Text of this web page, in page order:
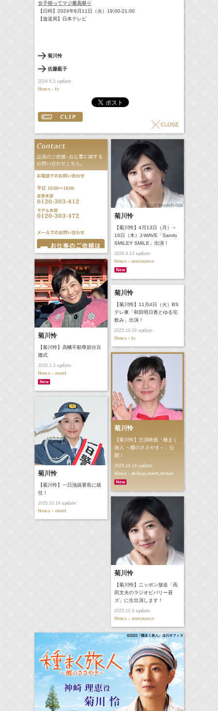
女子校ってマジ最高祭り
【日時】2024年6月11日（火）19:00-21:00
【放送局】日本テレビ
菊川怜
佐藤藍子
2024.6.5update
News - tv
菊川怜
【菊川怜】4月13日（月）～
16日（木）J-WAVE「Sanrio
SMILEY SMILE」出演！
2026.4.13update
News - announce
菊川怜
【菊川怜】高幡不動尊節分豆
撒式
2026.2.3update
News - event
菊川怜
【菊川怜】11月4日（火）BS
テレ東「和田明日香とゆる宅
飲み」出演！
2025.10.29update
News - tv
菊川怜
【菊川怜】主演映画「種まく
旅人 ～醪のささやき～」公
開！
2025.10.14update
News - pickup,event,movie
菊川怜
【菊川怜】一日池袋署長に就
任！
2025.10.14update
News - event
菊川怜
【菊川怜】ニッポン放送「高
田文夫のラジオビバリー昼
ズ」に生出演します！
2025.10.9update
News - announce